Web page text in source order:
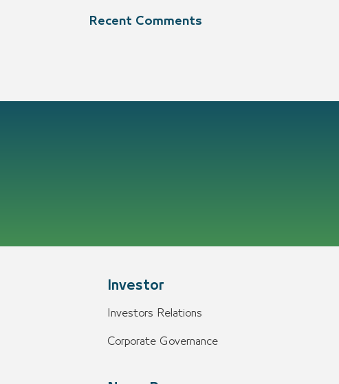
Recent Comments
Investor
Investors Relations
Corporate Governance